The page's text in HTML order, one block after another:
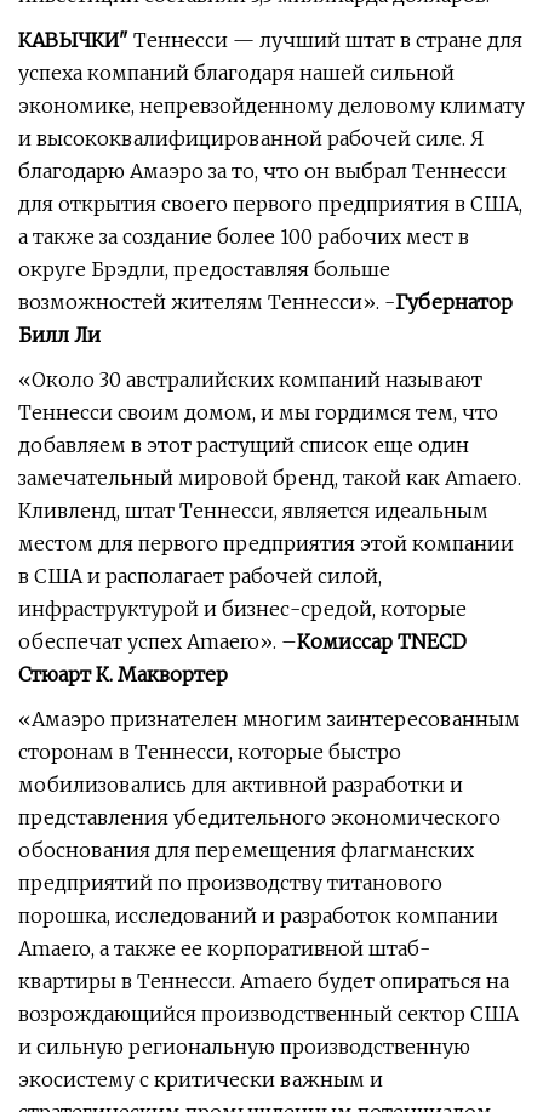
КАВЫЧКИ" Теннесси — лучший штат в стране для
успеха компаний благодаря нашей сильной
экономике, непревзойденному деловому климату
и высококвалифицированной рабочей силе. Я
благодарю Амаэро за то, что он выбрал Теннесси
для открытия своего первого предприятия в США,
а также за создание более 100 рабочих мест в
округе Брэдли, предоставляя больше
возможностей жителям Теннесси». -Губернатор
Билл Ли
«Около 30 австралийских компаний называют
Теннесси своим домом, и мы гордимся тем, что
добавляем в этот растущий список еще один
замечательный мировой бренд, такой как Amaero.
Кливленд, штат Теннесси, является идеальным
местом для первого предприятия этой компании
в США и располагает рабочей силой,
инфраструктурой и бизнес-средой, которые
обеспечат успех Amaero». –Комиссар TNECD
Стюарт К. Маквортер
«Амаэро признателен многим заинтересованным
сторонам в Теннесси, которые быстро
мобилизовались для активной разработки и
представления убедительного экономического
обоснования для перемещения флагманских
предприятий по производству титанового
порошка, исследований и разработок компании
Amaero, а также ее корпоративной штаб-
квартиры в Теннесси. Amaero будет опираться на
возрождающийся производственный сектор США
и сильную региональную производственную
экосистему с критически важным и